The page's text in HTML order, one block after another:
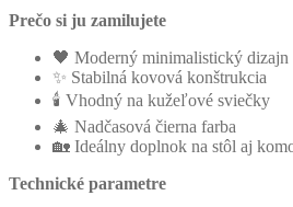
Prečo si ju zamilujete
🖤 Moderný minimalistický dizajn
✨ Stabilná kovová konštrukcia
🕯 Vhodný na kužeľové sviečky
🎄 Nadčasová čierna farba
🏡 Ideálny doplnok na stôl aj
Technické parametre